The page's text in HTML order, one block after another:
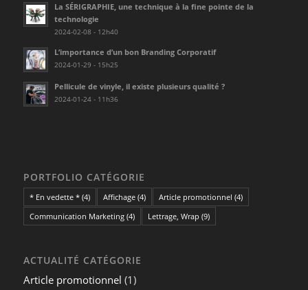
La SÉRIGRAPHIE, une technique à la fine pointe de la
technologie
2024-02-08 - 12h40
L’importance d’un bon Branding Corporatif
2024-01-29 - 15h25
Pellicule de vinyle, il existe plusieurs qualité ?
2024-01-24 - 11h36
PORTFOLIO CATÉGORIE
* En vedette *(4) Affichage(4) Article promotionnel (4)
Communication Marketing(4) Lettrage, Wrap (9)
ACTUALITÉ CATÉGORIE
Article promotionnel (1)